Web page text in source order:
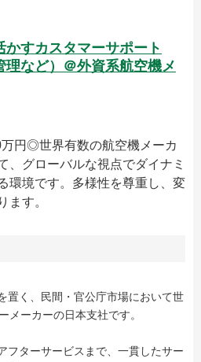
かすカスタマーサポート
理など）＠外資系航空機メ
円◎世界有数の航空機メーカ
、グローバルな視点でダイナミ
環境です。多様性を尊重し、変
ます。
く、民間・官公庁市場において世
メーカーの日本支社です。
ターサービスまで、一貫したサー